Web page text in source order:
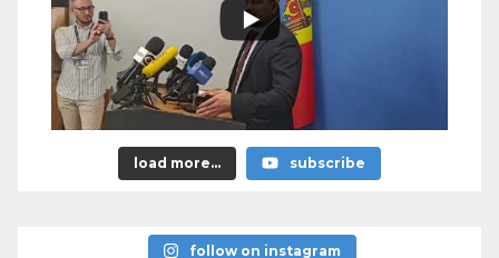
load more... subscribe
follow on instagram